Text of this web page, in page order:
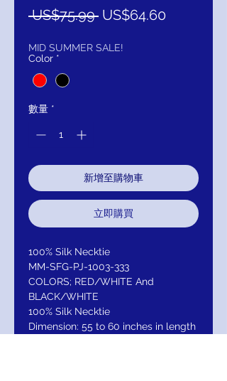
US$75.99 一
價
US$64.60
MID SUMMER SALE!
Color *
數量 *
新增至購物車
立即購買
100% Silk Necktie
MM-SFG-PJ-1003-333
COLORS; RED/WHITE And
BLACK/WHITE
100% Silk Necktie
Dimension: 55 to 60 inches in length